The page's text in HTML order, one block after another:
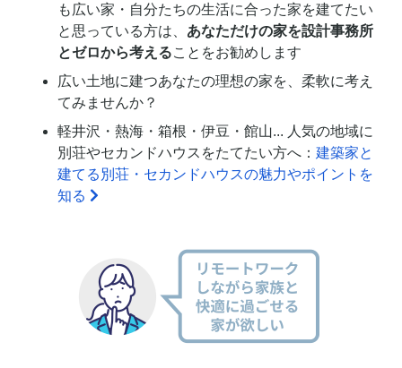
も広い家・自分たちの生活に合った家を建てたい
と思っている方は、 あなただけの家を設計事務所
とゼロから考えることをお勧めします
広い土地に建つあなたの理想の家を、柔軟に考え
てみませんか？
軽井沢・熱海・箱根・伊豆・館山... 人気の地域に
別荘やセカンドハウスをたてたい方へ： 建築家と
建てる別荘・セカンドハウスの魅力やポイントを
知る